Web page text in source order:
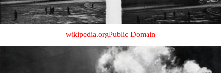
wikipedia.orgPublic Domain